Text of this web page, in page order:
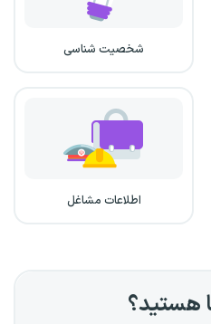
شخصیت شناسی
اطلاعات مشاغل
هستید؟